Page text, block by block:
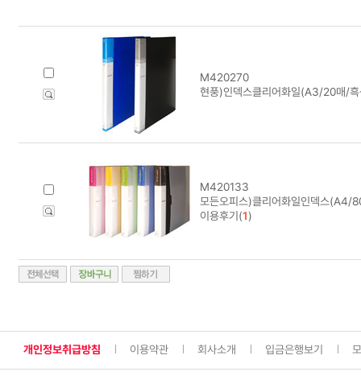
M420270
현풍)인덱스클리어화일(A3/20매/
M420133
모든오피스)클리어화일인덱스(A4/
이용후기(1)
개인정보취급방침 이용약관 회사소개 입금은행보기